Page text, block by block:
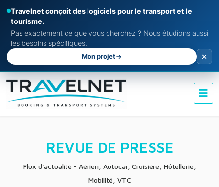
Travelnet conçoit des logiciels pour le transport et le
tourisme.
Pas exactement ce que vous cherchez ? Nous étudions aussi
les besoins spécifiques.
Mon projet
REVUE DE PRESSE
Flux d'actualité - Aérien, Autocar, Croisière, Hôtellerie,
Mobilité, VTC